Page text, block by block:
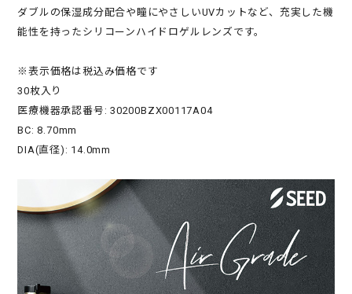
ダブルの保湿成分配合や瞳にやさしいUVカットなど、充実した機
能性を持ったシリコーンハイドロゲルレンズです。
※表示価格は税込み価格です
30枚入り
医療機器承認番号: 30200BZX00117A04
BC: 8.70mm
DIA(直径): 14.0mm